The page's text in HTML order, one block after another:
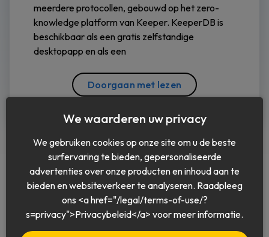
meerdere protocollen, gebouwd op het zero-
knowledge platform van Keeper. KeeperDB is
beschikbaar als een gratis zelfstandige
desktopapp en als een
Doorgaan met lezen
Nederlands
We waarderen uw privacy
We gebruiken cookies op onze site om u de beste
surfervaring te bieden, gepersonaliseerde
advertenties over onze producten en inhoud aan te
bieden en websiteverkeer te analyseren. Raadpleeg
ons <a href="/legal/terms-of-use/?
s=privacy">Privacybeleid</a> voor meer informatie.